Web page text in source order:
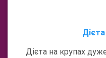
Дієта на крупах